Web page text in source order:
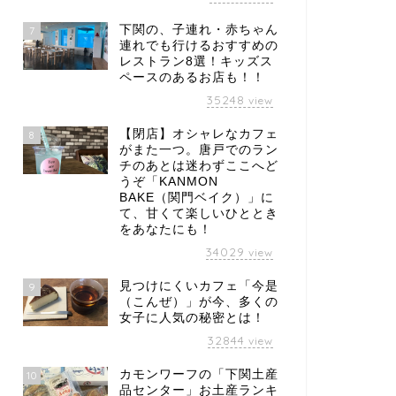
7
下関の、子連れ・赤ちゃん
連れでも行けるおすすめの
レストラン8選！キッズス
ペースのあるお店も！！
35248 view
8
【閉店】オシャレなカフェ
がまた一つ。唐戸でのラン
チのあとは迷わずここへど
うぞ「KANMON
BAKE（関門ベイク）」に
て、甘くて楽しいひととき
をあなたにも！
34029 view
9
見つけにくいカフェ「今是
（こんぜ）」が今、多くの
女子に人気の秘密とは！
32844 view
10
カモンワーフの「下関土産
品センター」お土産ランキ